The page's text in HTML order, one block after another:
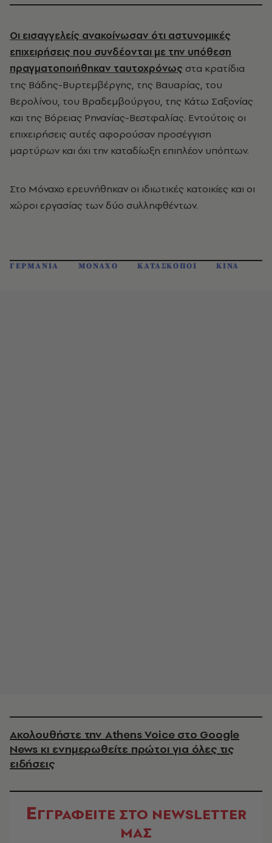
Οι εισαγγελείς ανακοίνωσαν ότι αστυνομικές
επιχειρήσεις που συνδέονται με την υπόθεση
πραγματοποιήθηκαν ταυτοχρόνως στα κρατίδια
της Βάδης-Βυρτεμβέργης, της Βαυαρίας, του
Βερολίνου, του Βραδεμβούργου, της Κάτω Σαξονίας
και της Βόρειας Ρηνανίας-Βεστφαλίας. Εντούτοις οι
επιχειρήσεις αυτές αφορούσαν προσέγγιση
μαρτύρων και όχι την καταδίωξη επιπλέον υπόπτων.
Στο Μόναχο ερευνήθηκαν οι ιδιωτικές κατοικίες και οι
χώροι εργασίας των δύο συλληφθέντων.
ΓΕΡΜΑΝΙΑ ΜΟΝΑΧΟ ΚΑΤΑΣΚΟΠΟΙ ΚΙΝΑ
Ακολουθήστε την Athens Voice στο Google
News κι ενημερωθείτε πρώτοι για όλες τις
ειδήσεις
ΕΓΓΡΑΦΕΙΤΕ ΣΤΟ NEWSLETTER
ΜΑΣ